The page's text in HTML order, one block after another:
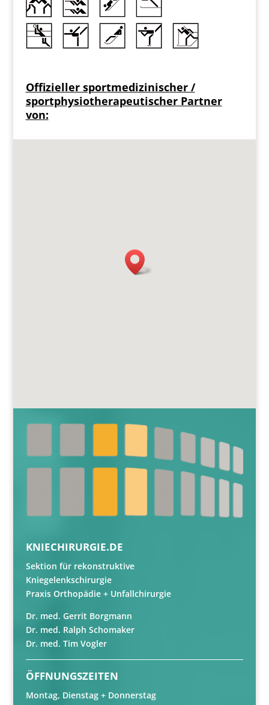
Offizieller sportmedizinischer /
sportphysiotherapeutischer Partner
von:
KNIECHIRURGIE.DE
Sektion für rekonstruktive
Kniegelenkschirurgie
Praxis Orthopädie + Unfallchirurgie
Dr. med. Gerrit Borgmann
Dr. med. Ralph Schomaker
Dr. med. Tim Vogler
ÖFFNUNGSZEITEN
Montag, Dienstag + Donnerstag